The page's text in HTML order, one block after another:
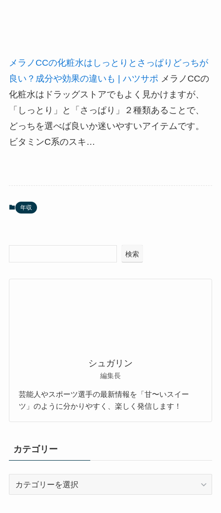
メラノCCの化粧水はしっとりとさっぱりどっちが
良い？成分や効果の違いも | ハツサポ メラノCCの
化粧水はドラッグストアでもよく見かけますが、
「しっとり」と「さっぱり」２種類あることで、
どっちを選べば良いか迷いやすいアイテムです。
ビタミンC系のスキ…
年収
検索
シュガリン
編集長
芸能人やスポーツ選手の最新情報を「甘〜いスイー
ツ」のように分かりやすく、楽しく発信します！
カテゴリー